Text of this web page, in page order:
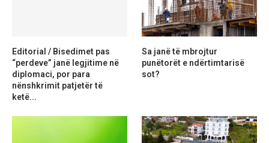
Editorial / Bisedimet pas
“perdeve” janë legjitime në
diplomaci, por para
nënshkrimit patjetër të
ketë...
Sa janë të mbrojtur
punëtorët e ndërtimtarisë
sot?